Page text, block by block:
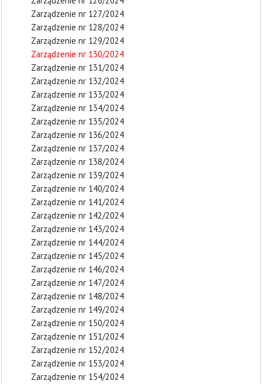
Zarządzenie nr 127/2024
Zarządzenie nr 128/2024
Zarządzenie nr 129/2024
Zarządzenie nr 130/2024
Zarządzenie nr 131/2024
Zarządzenie nr 132/2024
Zarządzenie nr 133/2024
Zarządzenie nr 134/2024
Zarządzenie nr 135/2024
Zarządzenie nr 136/2024
Zarządzenie nr 137/2024
Zarządzenie nr 138/2024
Zarządzenie nr 139/2024
Zarządzenie nr 140/2024
Zarządzenie nr 141/2024
Zarządzenie nr 142/2024
Zarządzenie nr 143/2024
Zarządzenie nr 144/2024
Zarządzenie nr 145/2024
Zarządzenie nr 146/2024
Zarządzenie nr 147/2024
Zarządzenie nr 148/2024
Zarządzenie nr 149/2024
Zarządzenie nr 150/2024
Zarządzenie nr 151/2024
Zarządzenie nr 152/2024
Zarządzenie nr 153/2024
Zarządzenie nr 154/2024